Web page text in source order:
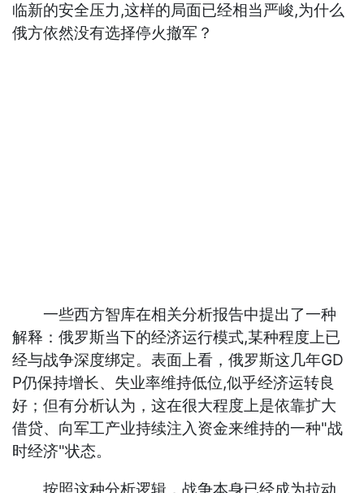
临新的安全压力,这样的局面已经相当严峻,为什么
俄方依然没有选择停火撤军？
一些西方智库在相关分析报告中提出了一种
解释：俄罗斯当下的经济运行模式,某种程度上已
经与战争深度绑定。表面上看，俄罗斯这几年GD
P仍保持增长、失业率维持低位,似乎经济运转良
好；但有分析认为，这在很大程度上是依靠扩大
借贷、向军工产业持续注入资金来维持的一种"战
时经济"状态。